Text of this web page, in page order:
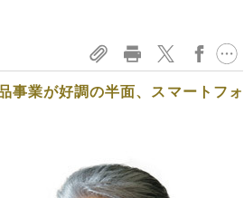
事業が好調の半面、スマートフォ